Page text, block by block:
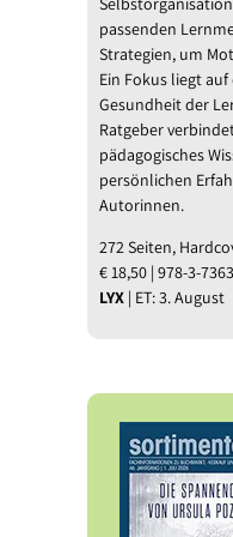
passenden
Strategien, um
Ein Fokus liegt
Gesundheit der
Ratgeber
pädagogisches
persönlichen
Autorinnen.
272 Seiten,
€ 18,50 | 978-3-
LYX | ET: 3. August